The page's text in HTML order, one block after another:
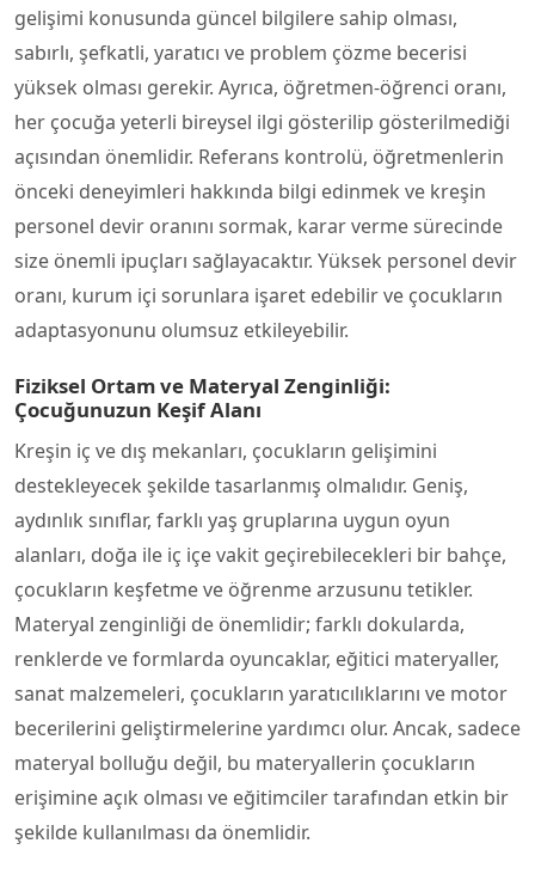
gelişimi konusunda güncel bilgilere sahip olması,
sabırlı, şefkatli, yaratıcı ve problem çözme becerisi
yüksek olması gerekir. Ayrıca, öğretmen-öğrenci oranı,
her çocuğa yeterli bireysel ilgi gösterilip gösterilmediği
açısından önemlidir. Referans kontrolü, öğretmenlerin
önceki deneyimleri hakkında bilgi edinmek ve kreşin
personel devir oranını sormak, karar verme sürecinde
size önemli ipuçları sağlayacaktır. Yüksek personel devir
oranı, kurum içi sorunlara işaret edebilir ve çocukların
adaptasyonunu olumsuz etkileyebilir.
Fiziksel Ortam ve Materyal Zenginliği:
Çocuğunuzun Keşif Alanı
Kreşin iç ve dış mekanları, çocukların gelişimini
destekleyecek şekilde tasarlanmış olmalıdır. Geniş,
aydınlık sınıflar, farklı yaş gruplarına uygun oyun
alanları, doğa ile iç içe vakit geçirebilecekleri bir bahçe,
çocukların keşfetme ve öğrenme arzusunu tetikler.
Materyal zenginliği de önemlidir; farklı dokularda,
renklerde ve formlarda oyuncaklar, eğitici materyaller,
sanat malzemeleri, çocukların yaratıcılıklarını ve motor
becerilerini geliştirmelerine yardımcı olur. Ancak, sadece
materyal bolluğu değil, bu materyallerin çocukların
erişimine açık olması ve eğitimciler tarafından etkin bir
şekilde kullanılması da önemlidir.